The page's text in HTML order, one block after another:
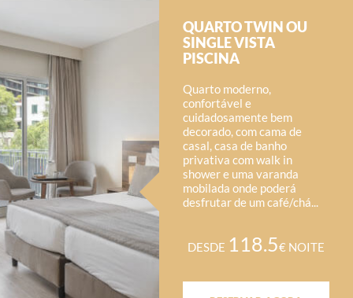
QUARTO TWIN OU
SINGLE VISTA
PISCINA
Quarto moderno,
confortável e
cuidadosamente bem
decorado, com cama de
casal, casa de banho
privativa com walk in
shower e uma varanda
mobilada onde poderá
desfrutar de um café/chá...
DESDE 118.5€ NOITE